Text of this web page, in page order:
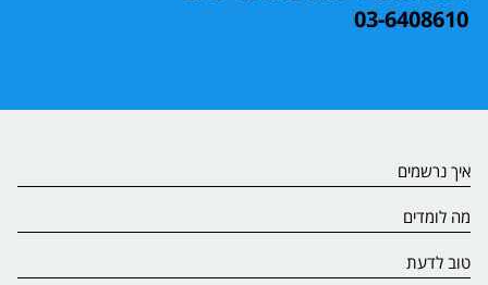
03-6408610
איך נרשמים
מה לומדים
טוב לדעת